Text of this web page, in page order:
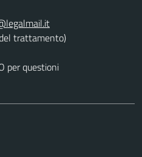
trattamento)
per questioni